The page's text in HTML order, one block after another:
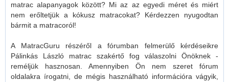
matrac alapanyagok között? Mi az az egyedi méret és miért
nem erőltetjük a kókusz matracokat? Kérdezzen nyugodtan
bármit a matracoról!
A MatracGuru részéről a fórumban felmerülő kérdéseikre
Pálinkás László matrac szakértő fog válaszolni Önöknek -
reméljük hasznosan. Amennyiben Ön nem szeret fórum
oldalakra írogatni, de mégis használható információra vágyik,